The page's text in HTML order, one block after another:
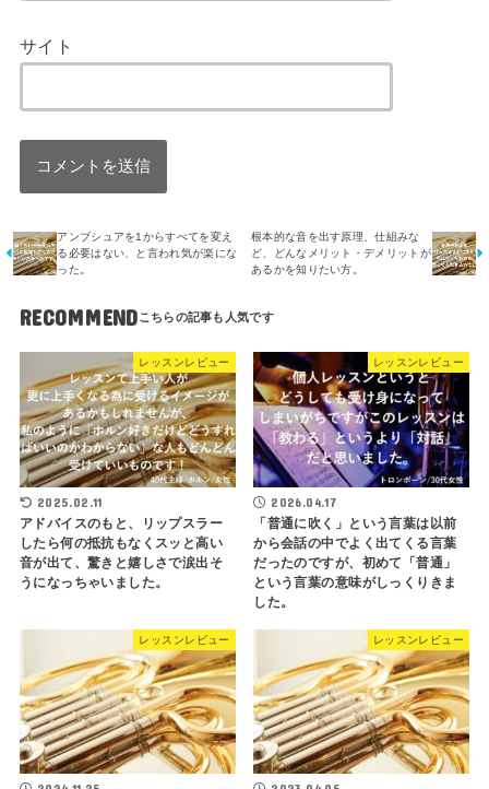
サイト
アンブシュアを1からすべてを変え
る必要はない、と言われ気が楽にな
った。
根本的な音を出す原理、仕組みな
ど、どんなメリット・デメリットが
あるかを知りたい方。
RECOMMEND
レッスンレビュー
2025.02.11
アドバイスのもと、リップスラー
したら何の抵抗もなくスッと高い
音が出て、驚きと嬉しさで涙出そ
うになっちゃいました。
レッスンレビュー
2026.04.17
「普通に吹く」という言葉は以前
から会話の中でよく出てくる言葉
だったのですが、初めて「普通」
という言葉の意味がしっくりきま
した。
レッスンレビュー レッスンレビュー